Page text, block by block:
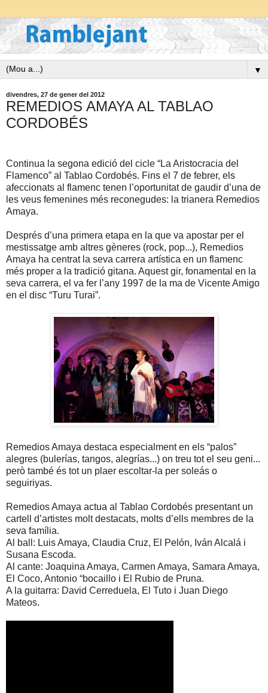
▼
divendres, 27 de gener del 2012
REMEDIOS AMAYA AL TABLAO
CORDOBÉS
Continua la segona edició del cicle “La Aristocracia del
Flamenco” al Tablao Cordobés. Fins el 7 de febrer, els
afeccionats al flamenc tenen l’oportunitat de gaudir d’una de
les veus femenines més reconegudes: la trianera Remedios
Amaya.
Després d’una primera etapa en la que va apostar per el
mestissatge amb altres gèneres (rock, pop...), Remedios
Amaya ha centrat la seva carrera artística en un flamenc
més proper a la tradició gitana. Aquest gir, fonamental en la
seva carrera, el va fer l’any 1997 de la ma de Vicente Amigo
en el disc “Turu Turai”.
Remedios Amaya destaca especialment en els “palos”
alegres (bulerías, tangos, alegrías...) on treu tot el seu geni...
però també és tot un plaer escoltar-la per soleás o
seguiriyas.
Remedios Amaya actua al Tablao Cordobés presentant un
cartell d’artistes molt destacats, molts d’ells membres de la
seva família.
Al ball: Luis Amaya, Claudia Cruz, El Pelón, Iván Alcalá i
Susana Escoda.
Al cante: Joaquina Amaya, Carmen Amaya, Samara Amaya,
El Coco, Antonio “bocaillo i El Rubio de Pruna.
A la guitarra: David Cerreduela, El Tuto i Juan Diego
Mateos.